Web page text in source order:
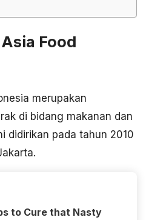
Food
merupakan
di bidang makanan dan
didirikan pada tahun 2010
to Cure that Nasty